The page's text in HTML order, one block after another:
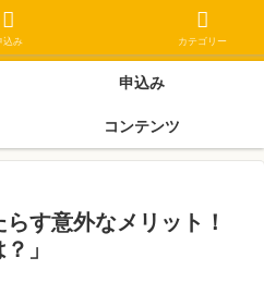
ご相談ください
申込み
コンテンツ
らす意外なメリット！
」
込み カテゴリー